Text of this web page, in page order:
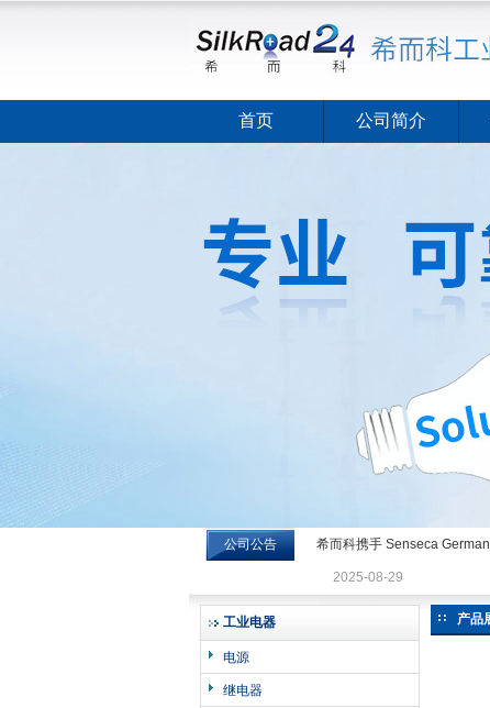
希而科工业控制设备有限公司
首页 公司简介
公司公告 希而科携手 Senseca
2025-08-29
工业电器
电源
继电器
产品